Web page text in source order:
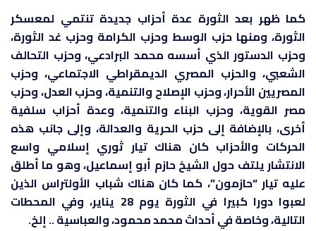
كما ظهر بعد الثورة عدة أحزاب جديدة تنتمي لمعسكر
الثورة، ومنها حزب الوسط وحزب الكرامة وحزب غد الثورة،
وحزب الدستور الذي أسسه محمد البرادعي، وحزب التحالف
الشعبي، والحزب المصري الديمقراطي الاجتماعي، وحزب
المصريين الأحرار، وحزب الإصلاح والتنمية، وحزب العدل، وحزب
مصر القوية، وحزب البناء والتنمية، وعدة أحزاب سلفية
أخرى، بالإضافة إلى حزب الحرية والعدالة، وإلى جانب هذه
الحركات والأحزاب كان هناك تيار ثوري إسلامي واسع
الانتشار يلتف حول الشيخ حازم أبو إسماعيل، وهو ما أطلق
عليه تيار “حازمون”، كما كان هناك شباب الأولتراس الذين
لعبوا دورا كبيرا في الثورة يوم 28 يناير، وفي المحطات
التالية، وخاصة في أحداث محمد محمود، والعباسية .. إلخ.